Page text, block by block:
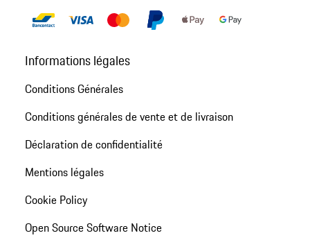
Informations légales
Conditions Générales
Conditions générales de vente et de livraison
Déclaration de confidentialité
Mentions légales
Cookie Policy
Open Source Software Notice